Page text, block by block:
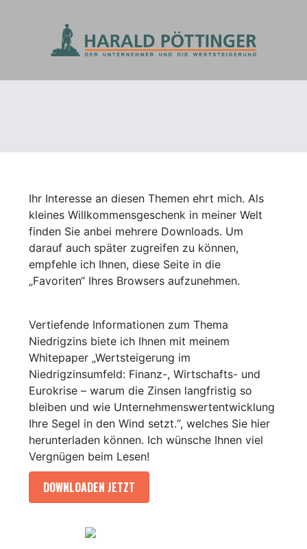
Dankeschön für Ihr Vertrauen!
Ihr Interesse an diesen Themen ehrt mich. Als
kleines Willkommensgeschenk in meiner Welt
finden Sie anbei mehrere Downloads. Um
darauf auch später zugreifen zu können,
empfehle ich Ihnen, diese Seite in die
„Favoriten“ Ihres Browsers aufzunehmen.
Vertiefende Informationen zum Thema
Niedrigzins biete ich Ihnen mit meinem
Whitepaper „Wertsteigerung im
Niedrigzinsumfeld: Finanz-, Wirtschafts- und
Eurokrise – warum die Zinsen langfristig so
bleiben und wie Unternehmenswertentwicklung
Ihre Segel in den Wind setzt.“, welches Sie hier
herunterladen können. Ich wünsche Ihnen viel
Vergnügen beim Lesen!
DOWNLOADEN JETZT